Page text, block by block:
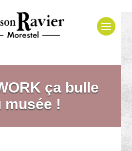
ça bulle
musée !